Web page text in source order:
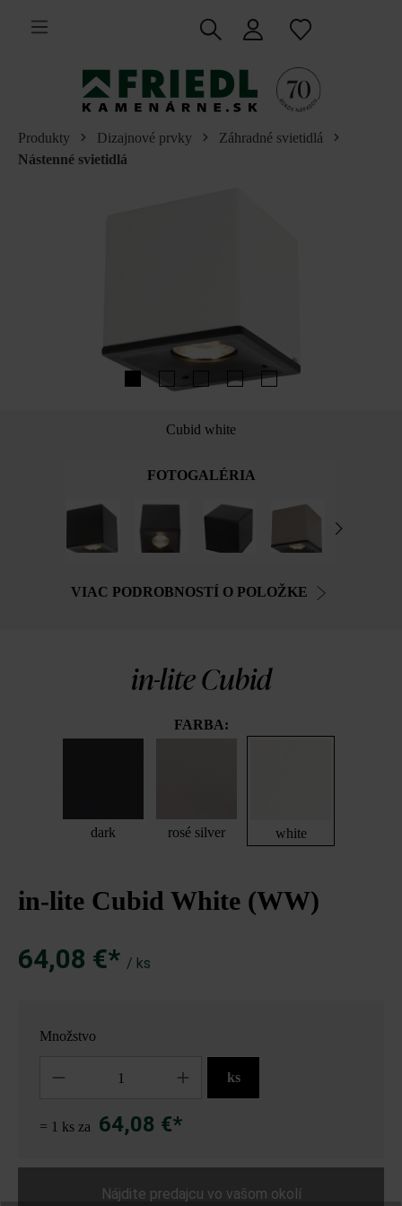
hlavný obsah
Produkty Dizajnové prvky
Záhradné svietidlá
Nástenné svietidlá
Cubid white
FOTOGALÉRIA
VIAC PODROBNOSTÍ O POLOŽKE
in-lite Cubid
FARBA:
dark rosé silver white
in-lite Cubid White (WW)
64,08 €* / ks
Množstvo
ks
= 1 ks za 64,08 €*
Nájdite predajcu vo vašom okolí